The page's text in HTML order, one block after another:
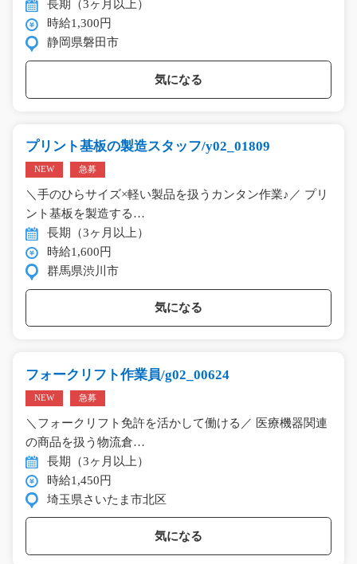
長期（3ヶ月以上）
時給1,300円
静岡県磐田市
気になる
プリント基板の製造スタッフ/y02_01809
NEW 急募
＼手のひらサイズ×軽い製品を扱うカンタン作業♪／ プリ
ント基板を製造する…
長期（3ヶ月以上）
時給1,600円
群馬県渋川市
気になる
フォークリフト作業員/g02_00624
NEW 急募
＼フォークリフト免許を活かして働ける／ 医療機器関連
の商品を扱う物流倉…
長期（3ヶ月以上）
時給1,450円
埼玉県さいたま市北区
気になる